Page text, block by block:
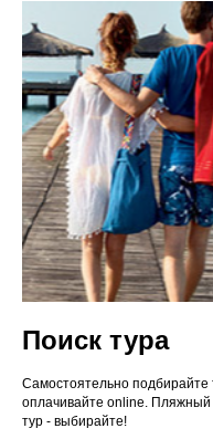
Поиск тура
Самостоятельно
оплачивайте online.
тур - выбирайте!